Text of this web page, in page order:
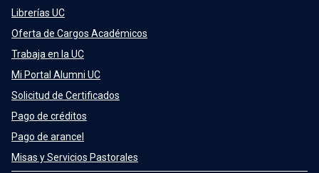
Librerías UC
Oferta de Cargos Académicos
Trabaja en la UC
Mi Portal Alumni UC
Solicitud de Certificados
Pago de créditos
Pago de arancel
Misas y Servicios Pastorales